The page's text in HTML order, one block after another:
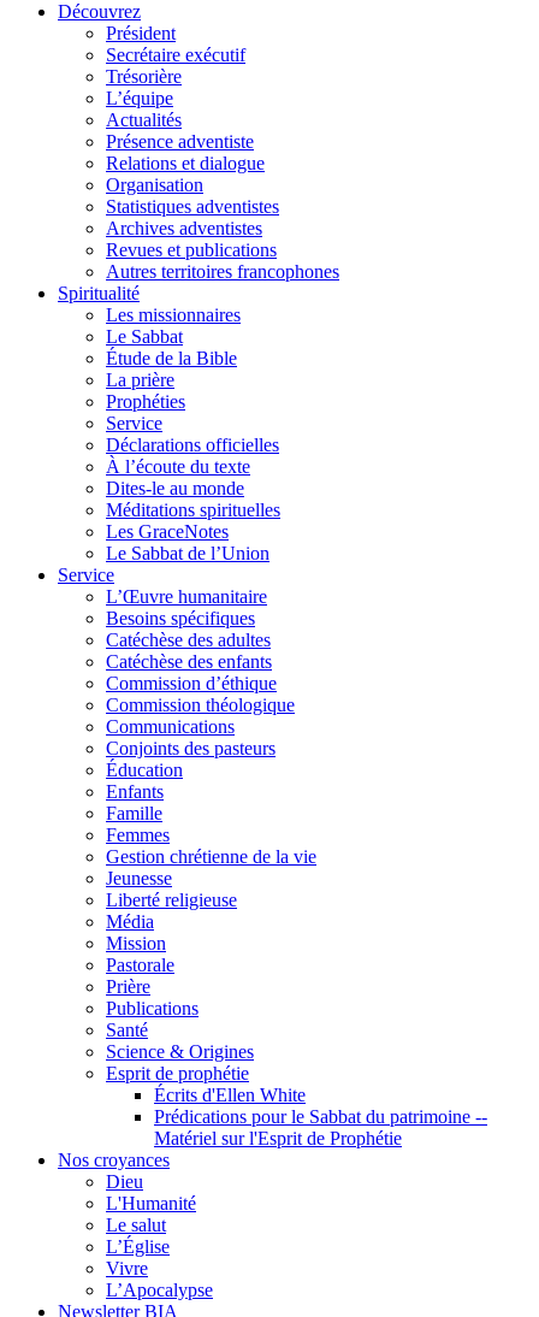
Découvrez
Président
Secrétaire exécutif
Trésorière
L’équipe
Actualités
Présence adventiste
Relations et dialogue
Organisation
Statistiques adventistes
Archives adventistes
Revues et publications
Autres territoires francophones
Spiritualité
Les missionnaires
Le Sabbat
Étude de la Bible
La prière
Prophéties
Service
Déclarations officielles
À l’écoute du texte
Dites-le au monde
Méditations spirituelles
Les GraceNotes
Le Sabbat de l’Union
Service
L’Œuvre humanitaire
Besoins spécifiques
Catéchèse des adultes
Catéchèse des enfants
Commission d’éthique
Commission théologique
Communications
Conjoints des pasteurs
Éducation
Enfants
Famille
Femmes
Gestion chrétienne de la vie
Jeunesse
Liberté religieuse
Média
Mission
Pastorale
Prière
Publications
Santé
Science & Origines
Esprit de prophétie
Écrits d'Ellen White
Prédications pour le Sabbat du patrimoine --
Matériel sur l'Esprit de Prophétie
Nos croyances
Dieu
L'Humanité
Le salut
L’Église
Vivre
L’Apocalypse
Newsletter BIA